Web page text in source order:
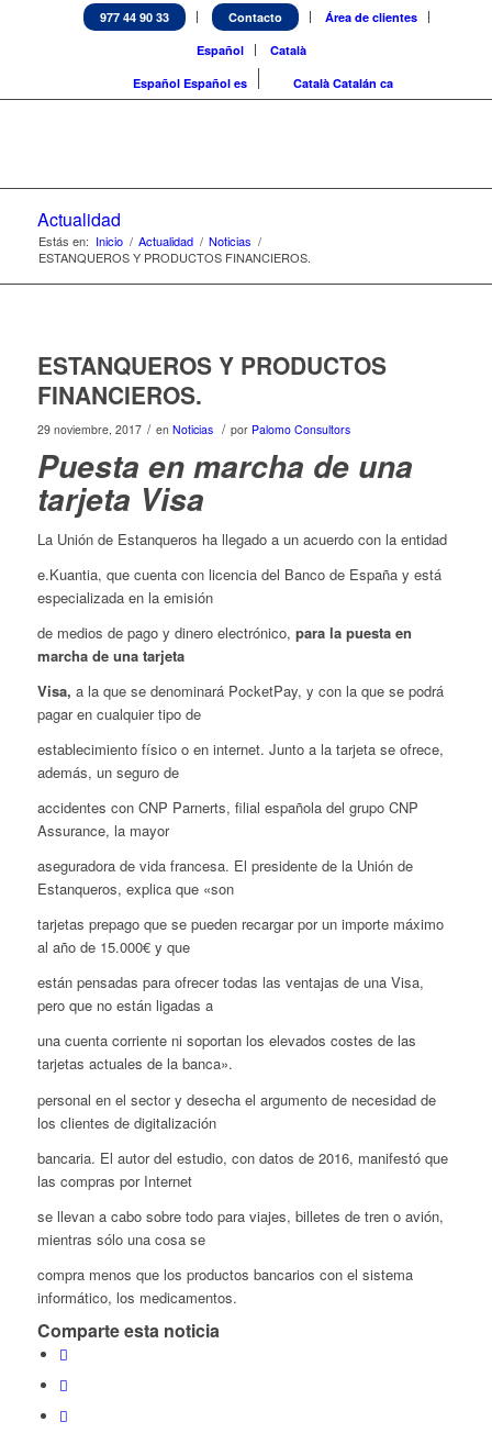
977 44 90 33 Contacto
Área de clientes
Español
Català
Español Español es Català Catalán ca
Actualidad
Estás en: Inicio / Actualidad / Noticias /
ESTANQUEROS Y PRODUCTOS FINANCIEROS.
ESTANQUEROS Y PRODUCTOS
FINANCIEROS.
29 noviembre, 2017 / en Noticias / por Palomo Consultors
Puesta en marcha de una
tarjeta Visa
La Unión de Estanqueros ha llegado a un acuerdo con la entidad
e.Kuantia, que cuenta con licencia del Banco de España y está
especializada en la emisión
de medios de pago y dinero electrónico, para la puesta en
marcha de una tarjeta
Visa, a la que se denominará PocketPay, y con la que se podrá
pagar en cualquier tipo de
establecimiento físico o en internet. Junto a la tarjeta se ofrece,
además, un seguro de
accidentes con CNP Parnerts, filial española del grupo CNP
Assurance, la mayor
aseguradora de vida francesa. El presidente de la Unión de
Estanqueros, explica que «son
tarjetas prepago que se pueden recargar por un importe máximo
al año de 15.000€ y que
están pensadas para ofrecer todas las ventajas de una Visa,
pero que no están ligadas a
una cuenta corriente ni soportan los elevados costes de las
tarjetas actuales de la banca».
personal en el sector y desecha el argumento de necesidad de
los clientes de digitalización
bancaria. El autor del estudio, con datos de 2016, manifestó que
las compras por Internet
se llevan a cabo sobre todo para viajes, billetes de tren o avión,
mientras sólo una cosa se
compra menos que los productos bancarios con el sistema
informático, los medicamentos.
Comparte esta noticia